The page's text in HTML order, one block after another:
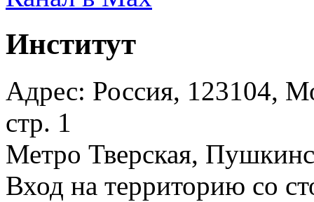
Институт
Адрес: Россия, 123104,
стр. 1
Метро Тверская,
Вход на территорию со